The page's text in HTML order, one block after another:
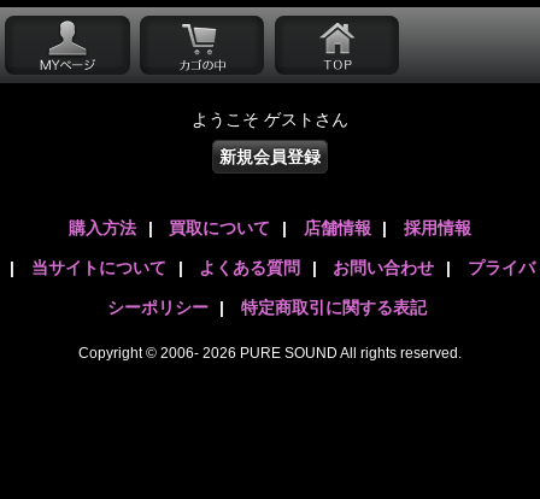
ようこそ ゲストさん
新規会員登録
購入方法 | 買取について | 店舗情報 | 採用情報
| 当サイトについて | よくある質問 | お問い合わせ | プライバ
シーポリシー | 特定商取引に関する表記
Copyright © 2006- 2026 PURE SOUND All rights reserved.